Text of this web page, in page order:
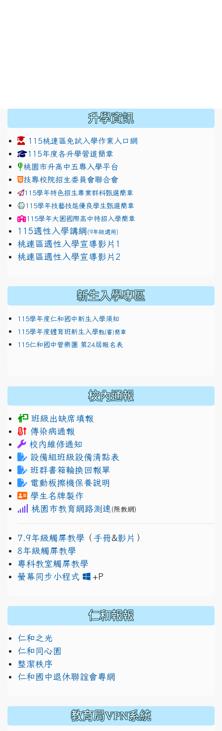
升學資訊
115桃連區免試入學作業入口網
link to https://www.jhjhs.tyc.edu.tw/modules/
115年度各升學管道簡章
桃園市升高中五專入學平台
技專校院招生委員會聯合會
115學年特色招生專業群科甄選簡章
115學年技藝技能優良學生甄選簡章
115學年大園國際高中特招入學簡章
115適性入學講綱 (9年級適用)
link to https://docs.google.com/presentation/d/
桃連區適性入學宣導影片1
link to https://docs.google.com/presentation/d/
桃連區適性入學宣導影片2
新生入學專區
115學年度仁和國中新生入學須知
115學年度體育班新生入學甄(審)簡章
115仁和國中管樂團 第24屆報名表
校內通報
班級出缺席填報
傳染病通報
校內維修通知
設備組班級設備清點表
班群書箱輪換回報單
電動板擦機保養說明
學生名牌製作
桃園市教育網路測速 (限教網)
7.9年級觸屏教學 （ 手冊&影片 ）
8年級觸屏教學
專科教室觸屏教學
螢幕同步小程式
+P
仁和報報
仁和之光
仁和同心園
整潔秩序
仁和國中退休聯誼會專網
教育局VPN系統